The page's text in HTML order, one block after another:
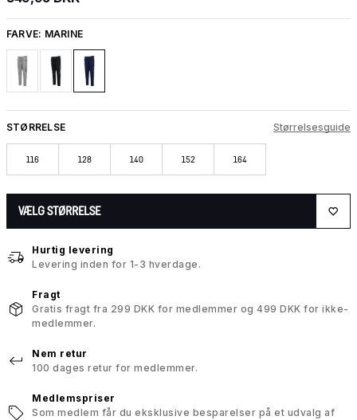
FARVE: MARINE
STØRRELSE Størrelsesguide
116 128 140 152 164
VÆLG STØRRELSE
Hurtig levering
Levering inden for 1-3 hverdage.
Fragt
Gratis fragt fra 299 DKK for medlemmer og 499 DKK for ikke-
medlemmer.
Nem retur
100 dages retur for medlemmer.
Medlemspriser
Som medlem får du eksklusive besparelser på et udvalg af